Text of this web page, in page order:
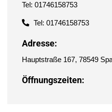
Tel: 01746158753
Tel: 01746158753
Adresse:
Hauptstraße 167, 78549
Öffnungszeiten: